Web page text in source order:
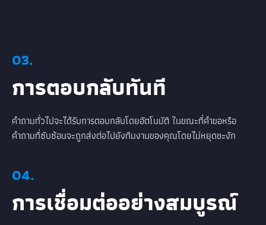
03.
การตอบกลับทันที
คำถามทั่วไปจะได้รับการตอบกลับโดยอัตโนมัติ ในขณะที่คำขอหรือ
คำถามที่ซับซ้อนจะถูกส่งต่อไปยังทีมงานของคุณโดยไม่หยุดชะงัก
04.
การเชื่อมต่ออย่างสมบูรณ์